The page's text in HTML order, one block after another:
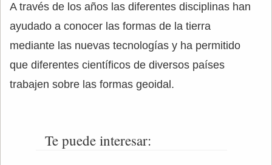
A través de los años las diferentes disciplinas han
ayudado a conocer las formas de la tierra
mediante las nuevas tecnologías y ha permitido
que diferentes científicos de diversos países
trabajen sobre las formas geoidal.
Te puede interesar: